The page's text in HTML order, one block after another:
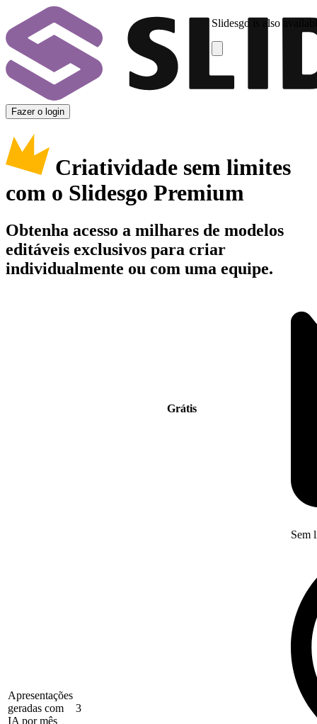
Slidesgo is also
Fazer o login
Criatividade sem limites
com o Slidesgo Premium
Obtenha acesso a milhares de modelos
editáveis exclusivos para criar
individualmente ou com uma equipe.
Grátis
Apresentações
geradas com
IA por mês
3
Sem